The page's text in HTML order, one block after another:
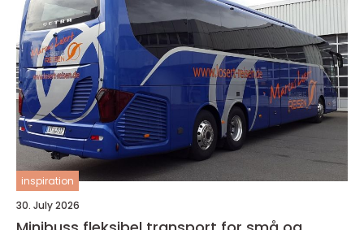
inspiration
30. July 2026